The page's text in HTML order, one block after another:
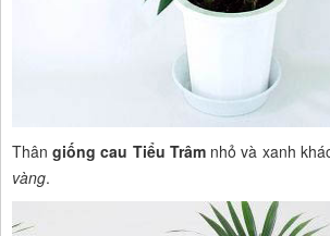
Thângiống cau Tiểu Trâmnhỏ và xanh
vàng.